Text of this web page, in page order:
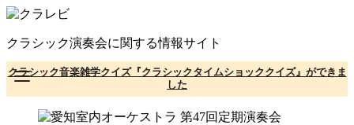
コ
テ
ン
ツ
へ
クラシック演奏会に関する情報サイト
クラシック音楽雑学クイズ『クラシックタイムショッククイズ』ができま
した